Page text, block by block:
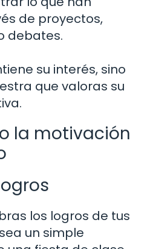
de proyectos,
debates.
su interés, sino
que valoras su
la motivación
los logros de tus
un simple